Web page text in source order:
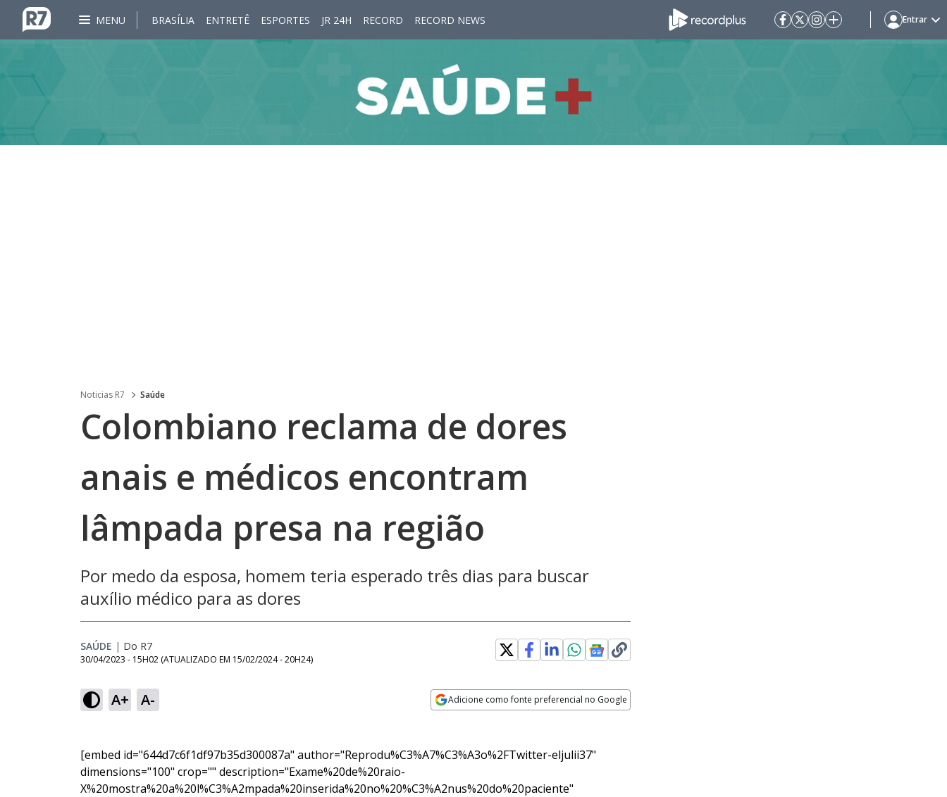
MENU BRASÍLIA ENTRETÊ ESPORTES JR 24H RECORD RECORD NEWS Entrar
Noticias R7 Saúde
Colombiano reclama de dores
anais e médicos encontram
lâmpada presa na região
Por medo da esposa, homem teria esperado três dias para buscar
auxílio médico para as dores
SAÚDE | Do R7
30/04/2023 - 15H02 (ATUALIZADO EM 15/02/2024 - 20H24)
A+ A- Adicione como fonte preferencial no Google
[embed id="644d7c6f1df97b35d300087a" author="Reprodu%C3%A7%C3%A3o%2FTwitter-eljulii37"
dimensions="100" crop="" description="Exame%20de%20raio-
X%20mostra%20a%20l%C3%A2mpada%20inserida%20no%20%C3%A2nus%20do%20paciente"